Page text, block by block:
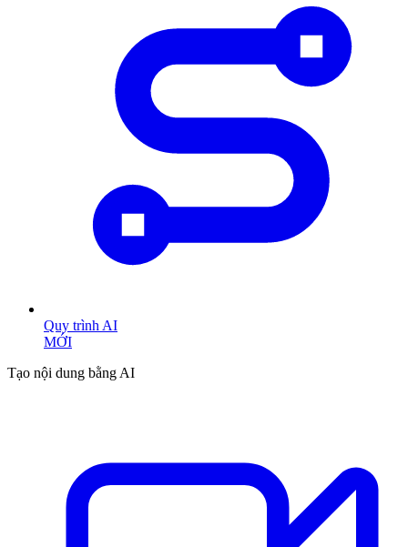
Quy trình AI
MỚI
Tạo nội dung bằng AI